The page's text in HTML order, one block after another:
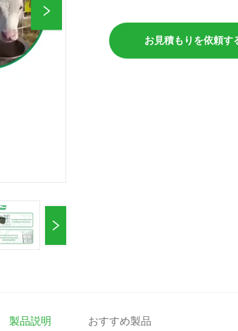
お見積もりを依頼す
製品説明 おすすめ製品